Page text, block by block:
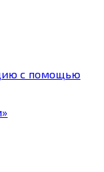
с помощью